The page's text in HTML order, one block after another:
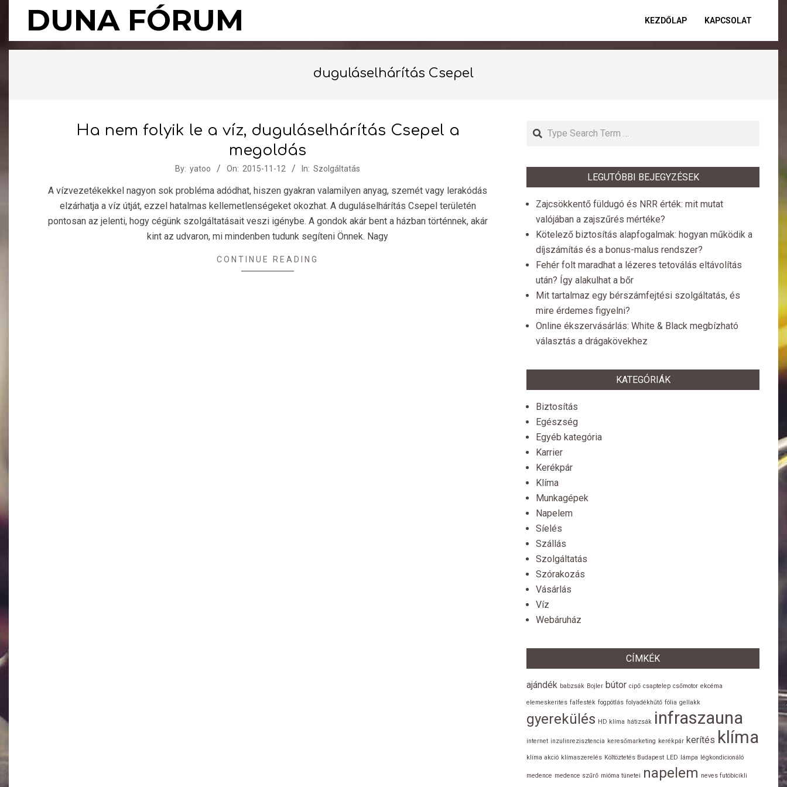
DUNA FÓRUM KEZDŐLAP KAPCSOLAT
duguláselhárítás Csepel
Ha nem folyik le a víz, duguláselhárítás Csepel a
megoldás
12
By: yatoo On: 2015-11-12 In: Szolgáltatás
A vízvezetékekkel nagyon sok probléma adódhat, hiszen gyakran valamilyen anyag, szemét vagy lerakódás
elzárhatja a víz útját, ezzel hatalmas kellemetlenségeket okozhat. A duguláselhárítás Csepel területén
pontosan az jelenti, hogy cégünk szolgáltatásait veszi igénybe. A gondok akár bent a házban történnek, akár
kint az udvaron, mi mindenben tudunk segíteni Önnek. Nagy
CONTINUE READING
Search
LEGUTÓBBI BEJEGYZÉSEK
Zajcsökkentő füldugó és NRR érték: mit mutat
valójában a zajszűrés mértéke?
Kötelező biztosítás alapfogalmak: hogyan működik a
díjszámítás és a bonus-malus rendszer?
Fehér folt maradhat a lézeres tetoválás eltávolítás
után? Így alakulhat a bőr
Mit tartalmaz egy bérszámfejtési szolgáltatás, és
mire érdemes figyelni?
Online ékszervásárlás: White & Black megbízható
választás a drágakövekhez
KATEGÓRIÁK
Biztosítás
Egészség
Egyéb kategória
Karrier
Kerékpár
Klíma
Munkagépek
Napelem
Síelés
Szállás
Szolgáltatás
Szórakozás
Vásárlás
Víz
Webáruház
CÍMKÉK
ajándék babzsák Bojler bútor cipő csaptelep csőmotor ekcéma
elemeskerites falfesték fogpótlás folyadékhűtő fólia gellakk
gyerekülés HD klíma hátizsák infraszauna
internet inzulinrezisztencia keresőmarketing kerékpár kerítés klíma
klíma akció klímaszerelés Költöztetés Budapest LED lámpa légkondicionáló
medence medence szűrő mióma tünetei napelem neves futóbicikli